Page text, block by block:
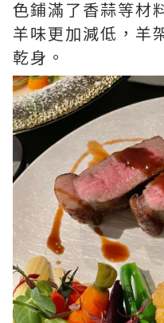
色鋪滿了香蒜等材
羊味更加減低，羊
乾身。